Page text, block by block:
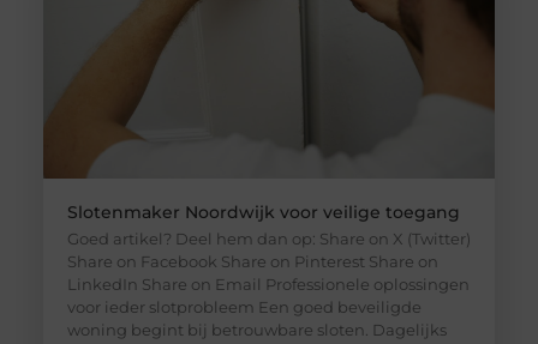
Slotenmaker Noordwijk voor veilige toegang
Goed artikel? Deel hem dan op: Share on X (Twitter)
Share on Facebook Share on Pinterest Share on
LinkedIn Share on Email Professionele oplossingen
voor ieder slotprobleem Een goed beveiligde
woning begint bij betrouwbare sloten. Dagelijks